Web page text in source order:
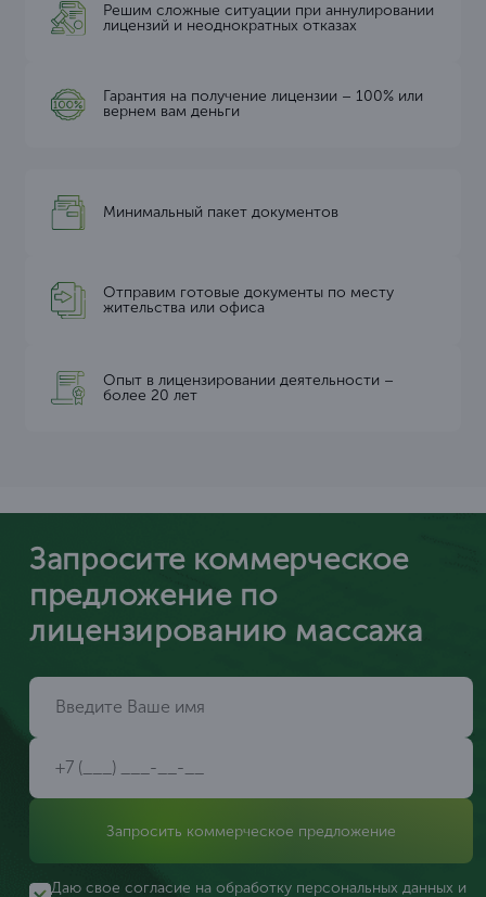
Решим сложные ситуации при аннулировании
лицензий и неоднократных отказах
Гарантия на получение лицензии – 100% или
вернем вам деньги
Минимальный пакет документов
Отправим готовые документы по месту
жительства или офиса
Опыт в лицензировании деятельности –
более 20 лет
Запросите коммерческое
предложение по
лицензированию массажа
Запросить коммерческое предложение
Даю свое согласие на обработку персональных данных и